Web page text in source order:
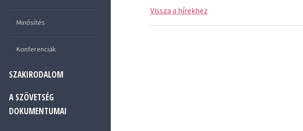
Vissza a hírekhez
Minősítés
Konferenciák
SZAKIRODALOM
A SZÖVETSÉG
DOKUMENTUMAI